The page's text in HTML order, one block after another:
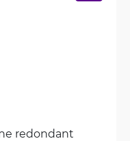
redondant